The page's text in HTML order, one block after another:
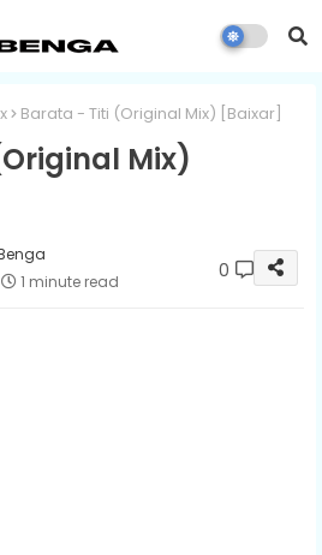
Barata - Titi (Original Mix) [Baixar]
Mix)
1 minute read 0